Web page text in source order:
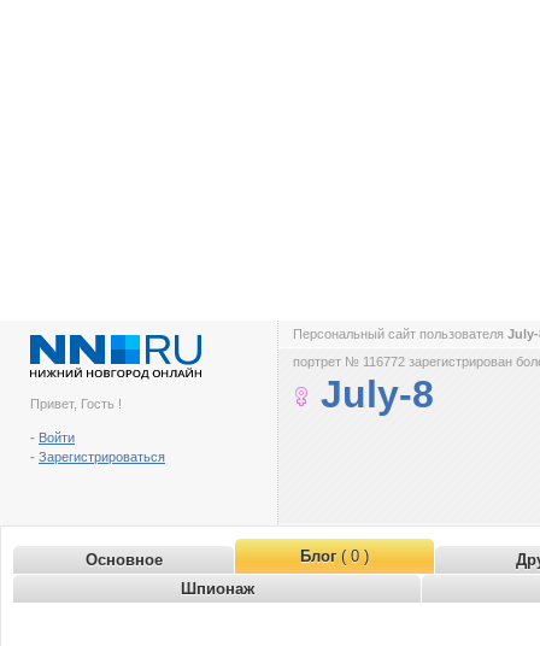
Привет, Гость !
- Войти
- Зарегистрироваться
Персональный сайт пользователя
портрет № 116772 зарегистрирован
July-8
Основное Блог( 0 )
Шпионаж